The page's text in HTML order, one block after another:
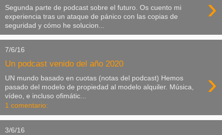
›
Segunda parte de podcast sobre el futuro. Os cuento mi
experiencia tras un ataque de pánico con las copias de
seguridad y cómo he solucion...
7/6/16
Un podcast venido del año 2020
›
UN mundo basado en cuotas (notas del podcast) Hemos
pasado del modelo de propiedad al modelo alquiler. Música,
vídeo, e incluso ofimátic...
1 comentario:
3/6/16